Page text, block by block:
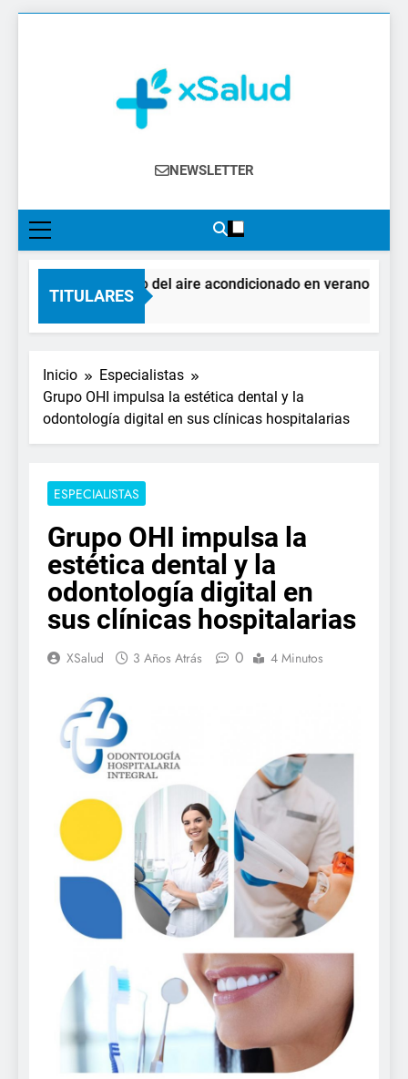
XSalud
Noticias Del Sector Salud. Congresos Y
Farmacéutica, Atención Primaria,
Especialistas, Farmacia, Etc…
NEWSLETTER
TITULARES
El impacto del aire acondicionado en verano:
2 Días Atrás
Inicio
Especialistas
Grupo OHI impulsa la estética dental y la
odontología digital en sus clínicas hospitalarias
ESPECIALISTAS
Grupo OHI impulsa la
estética dental y la
odontología digital en
sus clínicas hospitalarias
XSalud 3 Años Atrás 0 4 Minutos